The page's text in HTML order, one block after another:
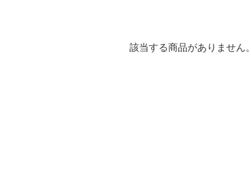
該当する商品がありません。